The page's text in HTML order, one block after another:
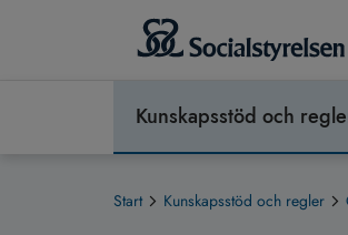
Kunskapsstöd och
Start Kunskapsstöd och regler